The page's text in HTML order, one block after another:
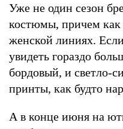
Уже не один сезон
костюмы, причем как
женской линиях.
увидеть гораздо
бордовый, и светло-
принты, как будто
А в конце июня на